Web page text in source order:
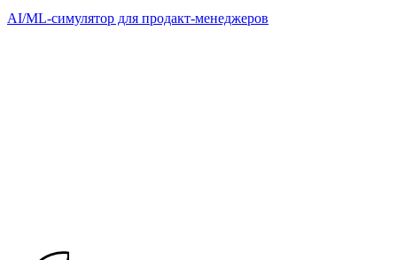
AI/ML-симулятор для продакт-менеджеров